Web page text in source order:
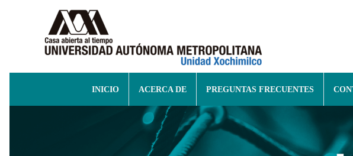
INICIO ACERCA DE PREGUNTAS FRECUENTES